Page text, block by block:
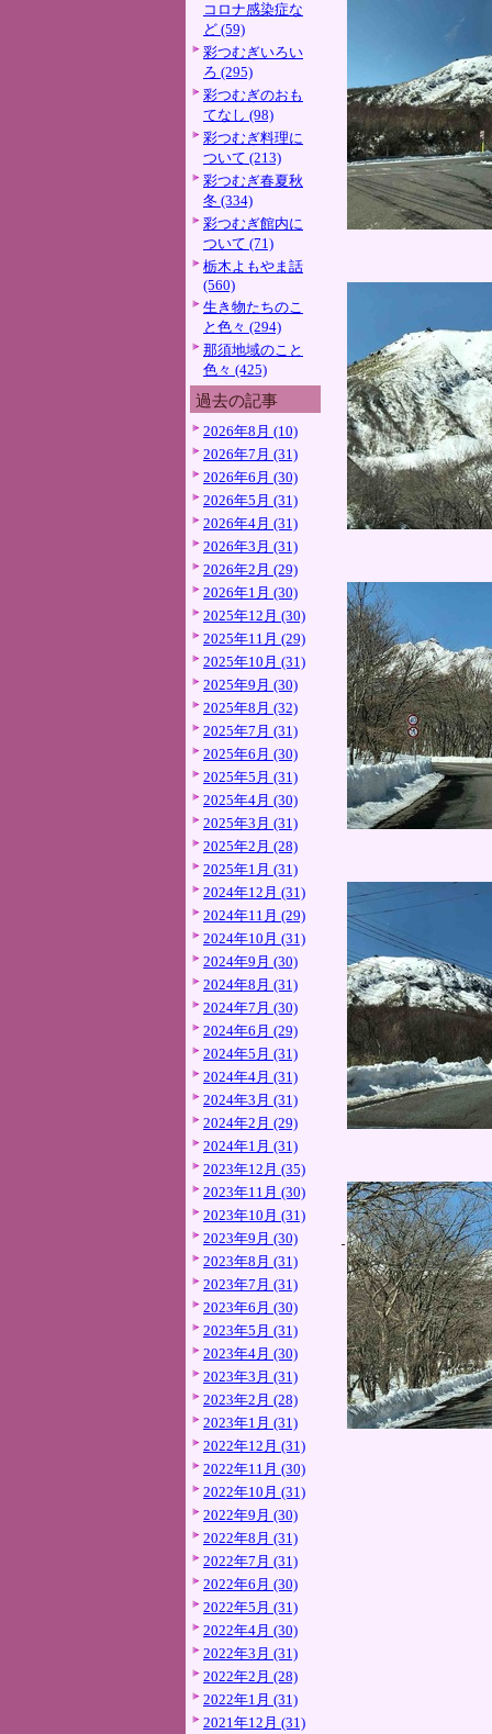
コロナ感染症な
ど (59)
彩つむぎいろい
ろ (295)
彩つむぎのおも
てなし (98)
彩つむぎ料理に
ついて (213)
彩つむぎ春夏秋
冬 (334)
彩つむぎ館内に
ついて (71)
栃木よもやま話
(560)
生き物たちのこ
と色々 (294)
那須地域のこと
色々 (425)
過去の記事
2026年8月 (10)
2026年7月 (31)
2026年6月 (30)
2026年5月 (31)
2026年4月 (31)
2026年3月 (31)
2026年2月 (29)
2026年1月 (30)
2025年12月 (30)
2025年11月 (29)
2025年10月 (31)
2025年9月 (30)
2025年8月 (32)
2025年7月 (31)
2025年6月 (30)
2025年5月 (31)
2025年4月 (30)
2025年3月 (31)
2025年2月 (28)
2025年1月 (31)
2024年12月 (31)
2024年11月 (29)
2024年10月 (31)
2024年9月 (30)
2024年8月 (31)
2024年7月 (30)
2024年6月 (29)
2024年5月 (31)
2024年4月 (31)
2024年3月 (31)
2024年2月 (29)
2024年1月 (31)
2023年12月 (35)
2023年11月 (30)
2023年10月 (31)
2023年9月 (30)
2023年8月 (31)
2023年7月 (31)
2023年6月 (30)
2023年5月 (31)
2023年4月 (30)
2023年3月 (31)
2023年2月 (28)
2023年1月 (31)
2022年12月 (31)
2022年11月 (30)
2022年10月 (31)
2022年9月 (30)
2022年8月 (31)
2022年7月 (31)
2022年6月 (30)
2022年5月 (31)
2022年4月 (30)
2022年3月 (31)
2022年2月 (28)
2022年1月 (31)
2021年12月 (31)